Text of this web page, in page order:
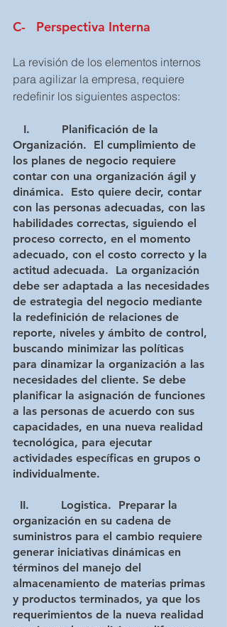
C-   Perspectiva Interna
La revisión de los elementos internos
para agilizar la empresa, requiere
redefinir los siguientes aspectos:
  I.         Planificación de la
Organización.
El cumplimiento de
los planes de negocio requiere
contar con una organización ágil y
dinámica.  Esto quiere decir, contar
con las personas adecuadas, con las
habilidades correctas, siguiendo el
proceso correcto, en el momento
adecuado, con el costo correcto y la
actitud adecuada.  La organización
debe ser adaptada a las necesidades
de estrategia del negocio mediante
la redefinición de relaciones de
reporte, niveles y ámbito de control,
buscando minimizar las políticas
para dinamizar la organización a las
necesidades del cliente. Se debe
planificar la asignación de funciones
a las personas de acuerdo con sus
capacidades, en una nueva realidad
tecnológica, para ejecutar
actividades específicas en grupos o
individualmente.
II.         Logistica.  Preparar la
organización en su cadena de
suministros para el cambio requiere
generar iniciativas dinámicas en
términos del manejo del
almacenamiento de materias primas
y productos terminados, ya que los
requerimientos de la nueva realidad